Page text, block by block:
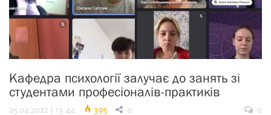
Кафедра психології залучає до занять зі
студентами професіоналів-практиків
25.04.2022 | 13:44 395 0
0